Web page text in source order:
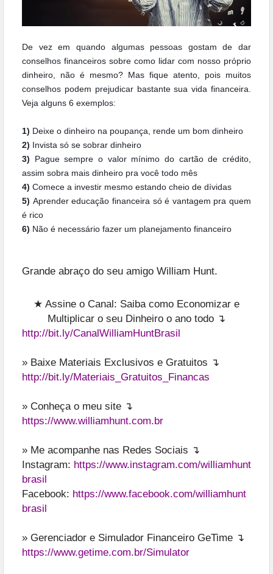
De vez em quando algumas pessoas gostam de dar
conselhos financeiros sobre como lidar com nosso próprio
dinheiro, não é mesmo? Mas fique atento, pois muitos
conselhos podem prejudicar bastante sua vida financeira.
Veja alguns 6 exemplos:
1) Deixe o dinheiro na poupança, rende um bom dinheiro
2) Invista só se sobrar dinheiro
3) Pague sempre o valor mínimo do cartão de crédito,
assim sobra mais dinheiro pra você todo mês
4) Comece a investir mesmo estando cheio de dívidas
5) Aprender educação financeira só é vantagem pra quem
é rico
6) Não é necessário fazer um planejamento financeiro
Grande abraço do seu amigo William Hunt.
★ Assine o Canal: Saiba como Economizar e
Multiplicar o seu Dinheiro o ano todo ↴
http://bit.ly/CanalWilliamHuntBrasil
» Baixe Materiais Exclusivos e Gratuitos ↴
http://bit.ly/Materiais_Gratuitos_Financas
» Conheça o meu site ↴
https://www.williamhunt.com.br
» Me acompanhe nas Redes Sociais ↴
Instagram: https://www.instagram.com/williamhunt
brasil
Facebook: https://www.facebook.com/williamhunt
brasil
» Gerenciador e Simulador Financeiro GeTime ↴
https://www.getime.com.br/Simulator